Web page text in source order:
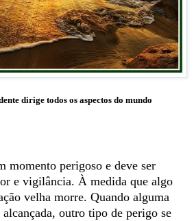
dirige todos os aspectos do mundo
momento perigoso e deve ser
e vigilância. À medida que algo
velha morre. Quando alguma
outro tipo de perigo se